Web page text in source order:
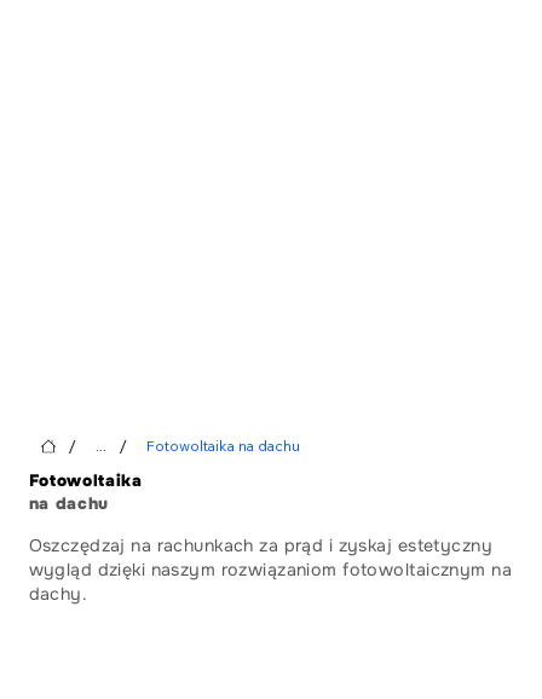
/ / Fotowoltaika na dachu
Fotowoltaika
na dachu
Oszczędzaj na rachunkach za prąd i zyskaj estetyczny
wygląd dzięki naszym rozwiązaniom fotowoltaicznym na
dachy.